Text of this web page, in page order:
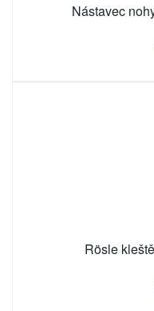
Nástavec
Rösle